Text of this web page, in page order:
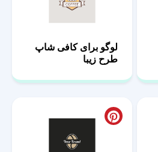
لوگو برای کافی شاپ
طرح زیبا